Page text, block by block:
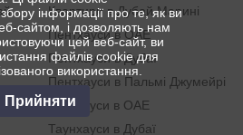
Квартири в Дубай Марині
Пентхауси в ОАЕ
Пентхауси в Дубаї
Пентхауси в Пальмі Джумейрі
Таунхауси в ОАЕ
Таунхауси в Дубаї
інформації про те, як ви
сайтом, і дозволяють нам
цей веб-сайт, ви
файлів cookie для
використання.
Прийняти